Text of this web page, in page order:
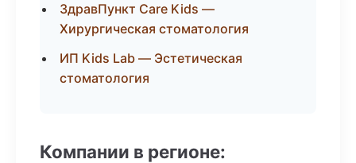
ЗдравПункт Care Kids —
Хирургическая стоматология
ИП Kids Lab — Эстетическая
стоматология
Компании в регионе: